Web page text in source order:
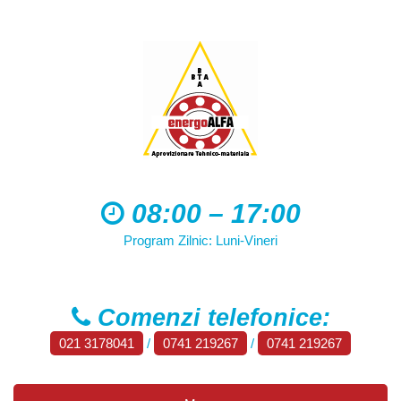
08:00 – 17:00
Program Zilnic: Luni-Vineri
Comenzi telefonice:
021 3178041 / 0741 219267 / 0741 219267